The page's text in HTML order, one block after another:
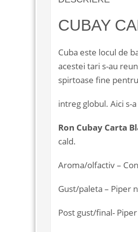
CUBAY
Cuba este locul de
acestei tari s-au
spirtoase fine pentru
intreg globul. Aici s-
Ron Cubay Carta
cald.
Aroma/olfactiv –
Gust/paleta – Piper
Post gust/final-